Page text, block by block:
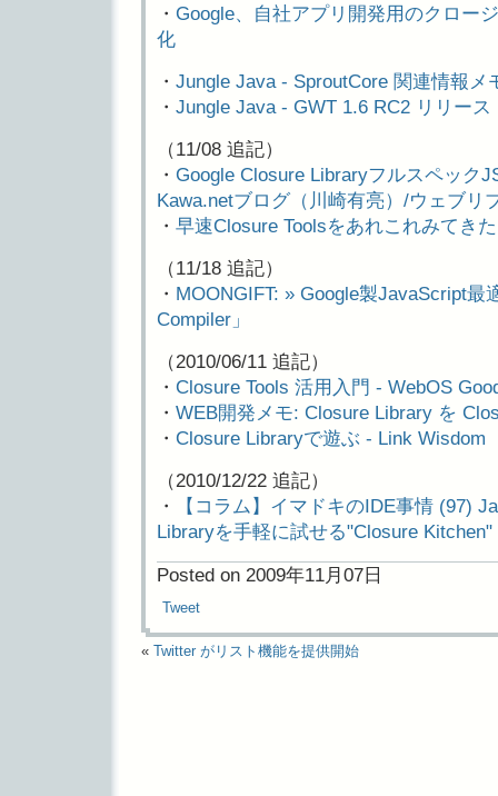
・ Google、自社アプリ開発用のクロー
化
・ Jungle Java - SproutCore 関連情報メ
・ Jungle Java - GWT 1.6 RC2 リリース
（11/08 追記）
・ Google Closure Libraryフルスペック
Kawa.netブログ（川崎有亮）/ウェブリ
・ 早速Closure Toolsをあれこれみてき
（11/18 追記）
・ MOONGIFT: » Google製JavaScript最
Compiler」
（2010/06/11 追記）
・ Closure Tools 活用入門 - WebOS
・ WEB開発メモ: Closure Library を
・ Closure Libraryで遊ぶ - Link Wisdom
（2010/12/22 追記）
・
【コラム】イマドキのIDE事情 (97)
Libraryを手軽に試せる"Closure
Posted on 2009年11月07日
Tweet
« Twitter がリスト機能を提供開始